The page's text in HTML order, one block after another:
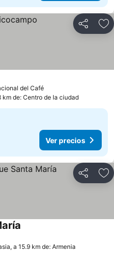
Compartir
del Café
km de: Centro de la ciudad
Ver precios
Compartir
a 15.9 km de: Armenia